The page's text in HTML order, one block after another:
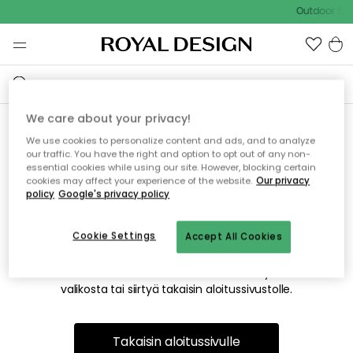
Outdoor
Emme valitettavasti löydä
etsimääsi sivua
Tämä voi johtua siitä, että sivua ei enää ole tai siitä, että se
on siirretty muualle. Pahoittelemme tästä mahdollisesti
valikosta tai siirtyä takaisin aloitussivustolle.
Takaisin aloitussivulle
We care about your privacy!
We use cookies to personalize content and ads, and to analyze
our traffic. You have the right and option to opt out of any non-
essential cookies while using our site. However, blocking certain
cookies may affect your experience of the website. Our privacy
policy Google's privacy policy
Accept All Cookies
Cookie Settings